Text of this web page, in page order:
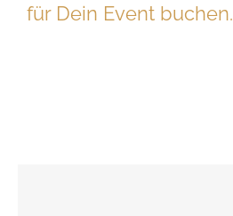
für Dein Event buchen.